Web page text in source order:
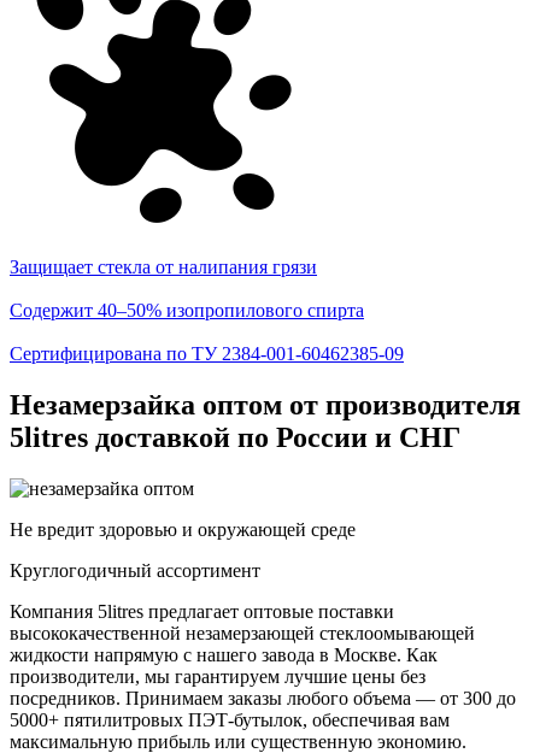
Защищает стекла от налипания грязи
Содержит 40–50% изопропилового спирта
Сертифицирована по ТУ 2384-001-60462385-09
Незамерзайка оптом от производителя
5litres доставкой по России и СНГ
Не вредит здоровью и окружающей среде
Круглогодичный ассортимент
Компания 5litres предлагает оптовые поставки
высококачественной незамерзающей стеклоомывающей
жидкости напрямую с нашего завода в Москве. Как
производители, мы гарантируем лучшие цены без
посредников. Принимаем заказы любого объема — от 300 до
5000+ пятилитровых ПЭТ-бутылок, обеспечивая вам
максимальную прибыль или существенную экономию.